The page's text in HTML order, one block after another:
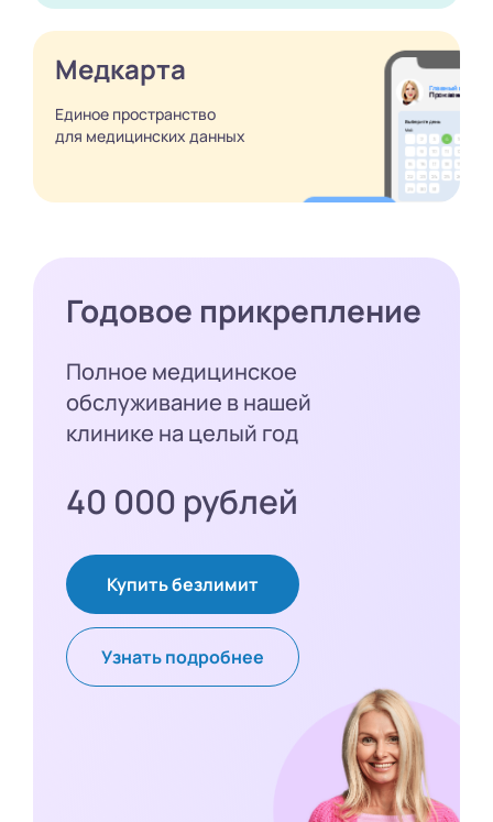
Медкарта
Единое пространство
для медицинских данных
Годовое прикрепление
Полное медицинское
обслуживание в нашей
клинике на целый год
40 000 рублей
Купить безлимит
Узнать подробнее